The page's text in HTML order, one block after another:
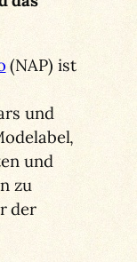
(NAP) ist
und
und
zu
der